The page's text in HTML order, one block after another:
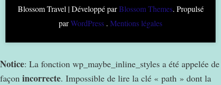
Blossom Travel | Développé parBlossom Themes. Propulsé
parWordPress . Mentions légales
Notice: La fonction wp_maybe_inline_styles a été appelée de
façon incorrecte. Impossible de lire la clé « path » dont la